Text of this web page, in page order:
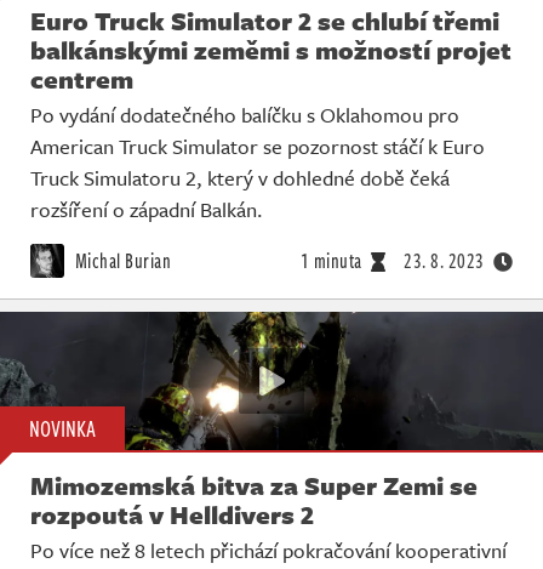
Euro Truck Simulator 2 se chlubí třemi
balkánskými zeměmi s možností projet
centrem
Po vydání dodatečného balíčku s Oklahomou pro
American Truck Simulator se pozornost stáčí k Euro
Truck Simulatoru 2, který v dohledné době čeká
rozšíření o západní Balkán.
Michal Burian 1 minuta 23. 8. 2023
NOVINKA
Mimozemská bitva za Super Zemi se
rozpoutá v Helldivers 2
Po více než 8 letech přichází pokračování kooperativní